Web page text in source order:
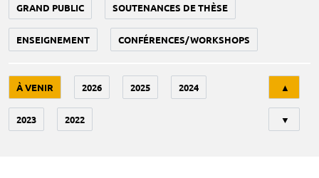
GRAND PUBLIC SOUTENANCES DE THÈSE
ENSEIGNEMENT CONFÉRENCES/WORKSHOPS
À VENIR 2026 2025 2024
2023 2022
▲
▼